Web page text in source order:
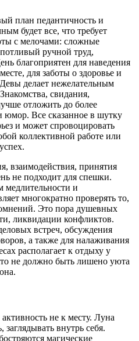
план педантичность и
будет все, что требует
с мелочами: сложные
ручной труд,
благоприятен для наведения
для заботы о здоровье и
делает нежелательным
свидания,
отложить до более
юмор. Все сказанное в шутку
и может спровоцировать
коллективной работе или
взаимодействия, принятия
не подходит для спешки.
медлительности и
многократно проверять то,
Это пора душевных
ликвидации конфликтов.
встреч, обсуждения
а также для налаживания
располагает к отдыху у
не должно быть лишено уюта
не к месту. Луна
заглядывать внутрь себя.
магические